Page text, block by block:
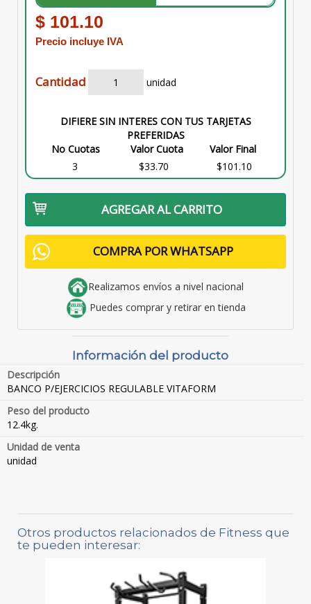
$ 101.10
Precio incluye IVA
Cantidad unidad
DIFIERE SIN INTERES CON TUS TARJETAS
PREFERIDAS
No Cuotas
Valor Cuota
Valor Final
3
$33.70 $101.10
AGREGAR AL CARRITO
COMPRA POR WHATSAPP
Realizamos envíos a nivel nacional
Puedes comprar y retirar en tienda
Información del producto
Descripción
BANCO P/EJERCICIOS REGULABLE VITAFORM
Peso del producto
12.4kg.
Unidad de venta
unidad
Otros productos relacionados de Fitness que
te pueden interesar: